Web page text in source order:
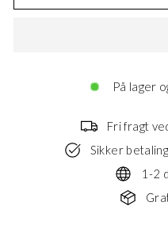
På lager
Fri fragt
Sikker
1-2